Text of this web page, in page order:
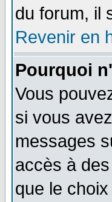
du forum, il
Revenir en
Pourquoi
Vous
si vous
messages
accès à
que le